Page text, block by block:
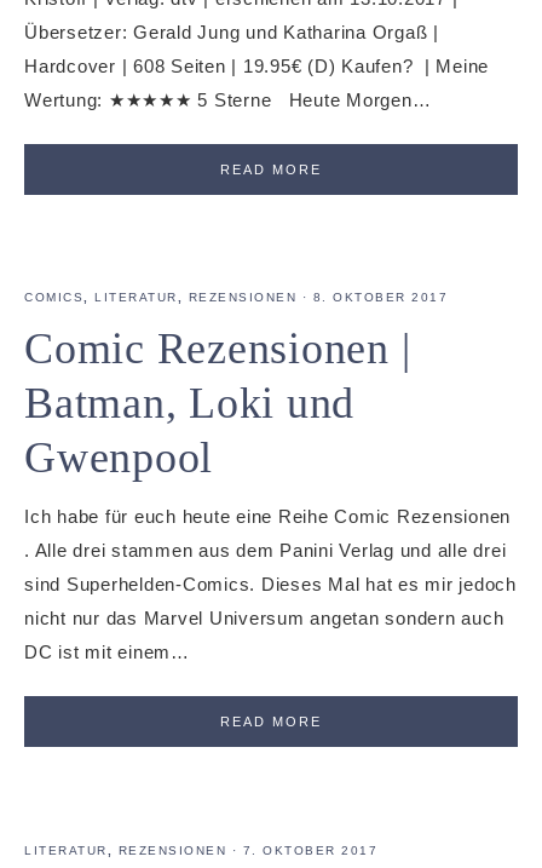
Übersetzer: Gerald Jung und Katharina Orgaß |
Hardcover | 608 Seiten | 19.95€ (D) Kaufen? | Meine
Wertung: ★★★★★ 5 Sterne Heute Morgen…
READ MORE
COMICS, LITERATUR, REZENSIONEN · 8. OKTOBER 2017
Comic Rezensionen |
Batman, Loki und
Gwenpool
Ich habe für euch heute eine Reihe Comic Rezensionen
. Alle drei stammen aus dem Panini Verlag und alle drei
sind Superhelden-Comics. Dieses Mal hat es mir jedoch
nicht nur das Marvel Universum angetan sondern auch
DC ist mit einem…
READ MORE
LITERATUR REZENSIONEN · 7. OKTOBER 2017